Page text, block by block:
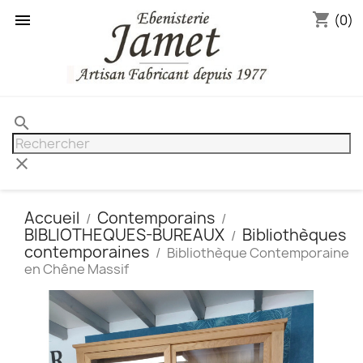
 shopping_cart (0)
search
clear
Accueil
Contemporains
BIBLIOTHEQUES-BUREAUX
Bibliothèques
contemporaines
Bibliothèque Contemporaine
en Chêne Massif